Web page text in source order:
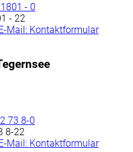
- 0
- 22
Mail: Kontaktformular
73 8-0
8-22
Mail: Kontaktformular